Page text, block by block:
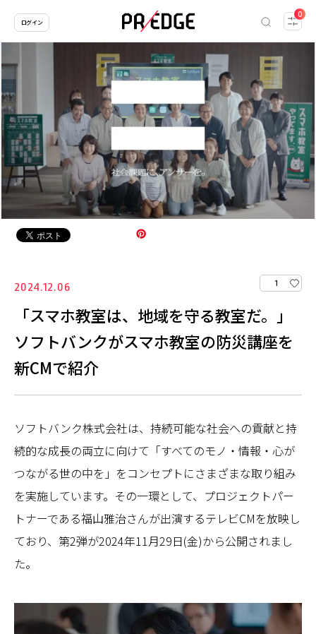
0
ログイン
2024.12.06 1
「スマホ教室は、地域を守る教室だ。」
ソフトバンクがスマホ教室の防災講座を
新CMで紹介
ソフトバンク株式会社は、持続可能な社会への貢献と持
続的な成長の両立に向けて「すべてのモノ・情報・心が
つながる世の中を」をコンセプトにさまざまな取り組み
を実施しています。その一環として、プロジェクトパー
トナーである福山雅治さんが出演するテレビCMを放映し
ており、第2弾が2024年11月29日(金)から公開されまし
た。